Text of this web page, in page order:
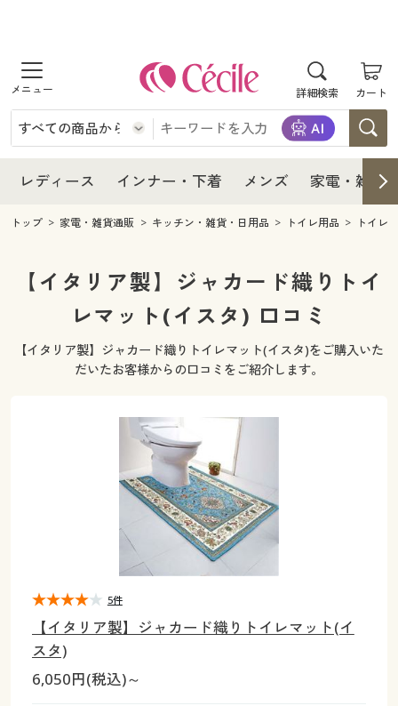
詳細検索 カート
商品を探す
レディース
レディースファッション
女性下着
インナー・下着
インナー・下着通販すべて
女性下着
メンズ下着
ジュニア・ティーンズ下着
メンズ
メンズ通販すべて
メンズファッション
メンズ下着
家電・雑貨
家電・雑貨すべて
キッチン・雑貨・日用品
寝具・インテリア・家具
寝具・インテリア・家具通販すべて
カーテン・ラグ・ファブリック
美容・健康
美容・健康通販すべて
美容・健康・サプリメント
制服・スクール
ジュニア・ティーンズ下着
大きいサイズ通販すべて
大きいサイズ レディース服
大きいサイズ レディース下着
カタログ
レディース インナー・下着 メンズ 家電・雑貨
レディース
レディース通販すべて
レディースファッション
インナー・下着
インナー・下着通販すべて
ジュニア・ティーンズ下着
メンズ
メンズ下着
キッチン・雑貨・日用品
寝具・インテリア・家具通販すべて
家具・収納
カーテン・ラグ・ファブリック
美容・健康
美容・健康通販すべて
制服・スクール
ジュニア・ティーンズ下着
大きいサイズ通販すべて
大きいサイズ レディース服
大きいサイズ メンズ
大きいサイズ 事務・制服
シークレットセール
商品カテゴリ一覧
カタログ
カタログ・チラシからのご注文
デジタルカタログ
トップ 家電・雑貨通販 キッチン・雑貨・日用品 トイレ用品 トイレ
【イタリア製】ジャカード織りトイ
レマット(イスタ) 口コミ
【イタリア製】ジャカード織りトイレマット(イスタ)をご購入いた
だいたお客様からの口コミをご紹介します。
【イタリア製】ジャカード織りトイレマット(イ
スタ)
6,050円(税込)～
5件